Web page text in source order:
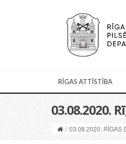
RĪGAS ATTĪSTĪBA
03.08.2020.
/ 03.08.2020. RĪGAS